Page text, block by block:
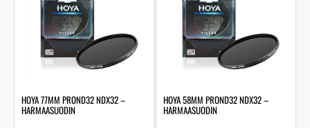
HOYA 77MM PROND32 NDX32 –
HARMAASUODIN
HOYA 58MM PROND32 NDX32 –
HARMAASUODIN